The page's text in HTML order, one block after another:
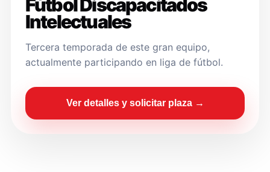
Fútbol Discapacitados
Intelectuales
Tercera temporada de este gran equipo,
actualmente participando en liga de fútbol.
Ver detalles y solicitar plaza →